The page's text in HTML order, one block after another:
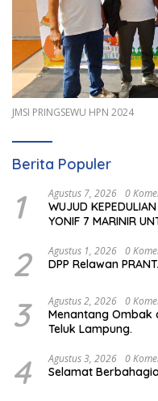
JMSI PRINGSEWU HPN 2024
Berita Populer
1 Agustus 7, 2026 0
WUJUD KEPEDULIAN
YONIF 7 MARINIR
2 Agustus 1, 2026 0
DPP Relawan
3 Agustus 2, 2026 0
Menantang Ombak
Teluk Lampung.
4 Agustus 3, 2026 0
Selamat